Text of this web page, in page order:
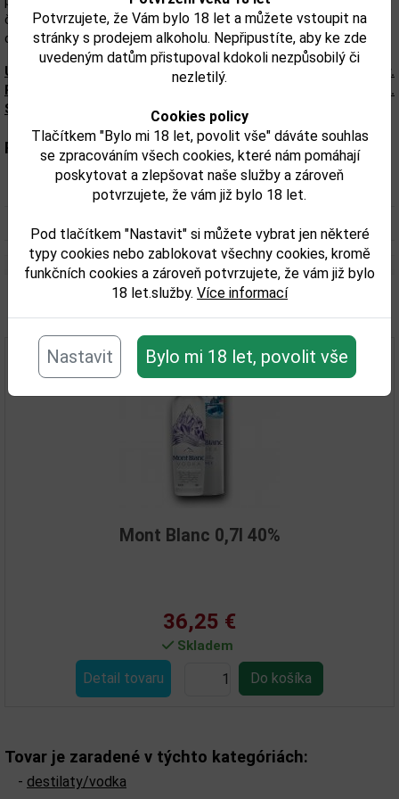
Potvrzujete, že Vám bylo 18 let a můžete vstoupit na
stránky s prodejem alkoholu. Nepřipustíte, aby ke zde
uvedeným datům přistupoval kdokoli nezpůsobilý či
nezletilý.
Cookies policy
Tlačítkem "Bylo mi 18 let, povolit vše" dáváte souhlas
se zpracováním všech cookies, které nám pomáhají
poskytovat a zlepšovat naše služby a zároveň
potvrzujete, že vám již bylo 18 let.
Pod tlačítkem "Nastavit" si můžete vybrat jen některé
typy cookies nebo zablokovat všechny cookies, kromě
funkčních cookies a zároveň potvrzujete, že vám již bylo
18 let.služby. Více informací
Nastavit Bylo mi 18 let, povolit vše
čištění znamená, že vodka má jedinečně jemnou a harmonickou
chuť a neutrální vůni – hladkou jako sníh v Alpách.
Upozorňujeme, že tento produkt môže obsahovať alergény.
Presné zloženie a alergény sú k dispozícii na obale výrobku.
Skontrolujte prosím pred konzumáciou.
Parametry:
Obsah alkoholu obj. %:
Související zboží
Mont Blanc 0,7l 40%
36,25 €
Skladem
Detail tovaru
Tovar je zaradené v týchto kategóriách:
- destilaty/vodka